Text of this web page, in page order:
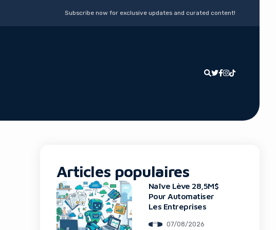
Subscribe now for exclusive updates and curated content!
Articles populaires
Naïve Lève 28,5M$
Pour Automatiser
Les Entreprises
07/08/2026